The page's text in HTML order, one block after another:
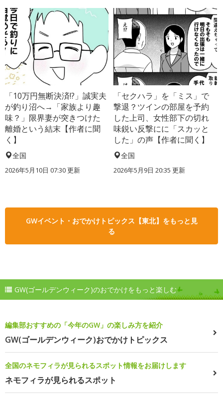
「10万円無断決済!?」誠実夫
が釣り沼へ→「家族より趣
味？」限界妻が突きつけた
離婚という結末【作者に聞
く】
全国
2026年5月10日 07:30 更新
「セクハラ」を「ミス」で
撃退？ツインの部屋を予約
した上司、女性部下の切れ
味鋭い反撃にに「スカッと
した」の声【作者に聞く】
全国
2026年5月9日 20:35 更新
GWイベント・おでかけトピックス【東北】をもっと見
る
GW(ゴールデンウィーク)のおでかけをもっと楽しむ
編集部おすすめの「今年のGW」の楽しみ方を紹介
GW(ゴールデンウィーク)おでかけトピックス
全国のネモフィラが見られるスポット情報をお届けします
ネモフィラが見られるスポット